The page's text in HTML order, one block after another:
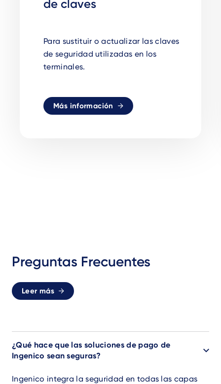
de claves
Para sustituir o actualizar las claves
de seguridad utilizadas en los
terminales.
Más información
Preguntas Frecuentes
Leer más
¿Qué hace que las soluciones de pago de
Ingenico sean seguras?
Ingenico integra la seguridad en todas las capas